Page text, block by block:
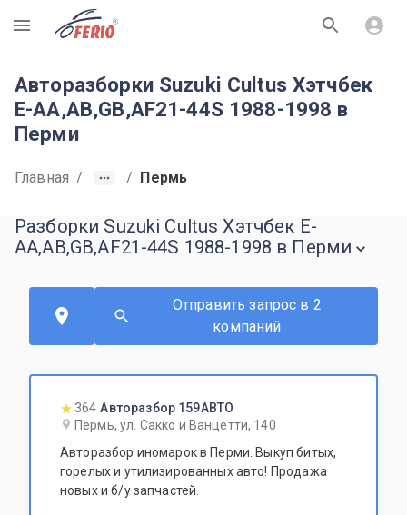
R
Авторазборки Suzuki Cultus Хэтчбек
E-AA,AB,GB,AF21-44S 1988-1998 в
Перми
Главная / / Пермь
Разборки Suzuki Cultus Хэтчбек E-
AA,AB,GB,AF21-44S 1988-1998 в Перми
Отправить запрос в 2
компаний
364 Авторазбор 159АВТО
Пермь, ул. Сакко и Ванцетти, 140
Авторазбор иномарок в Перми. Выкуп битых,
горелых и утилизированных авто! Продажа
новых и б/у запчастей.